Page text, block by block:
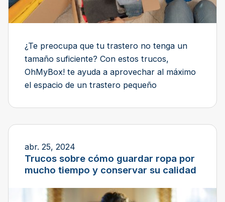
¿Te preocupa que tu trastero no tenga un
tamaño suficiente? Con estos trucos,
OhMyBox! te ayuda a aprovechar al máximo
el espacio de un trastero pequeño
abr. 25, 2024
Trucos sobre cómo guardar ropa por
mucho tiempo y conservar su calidad